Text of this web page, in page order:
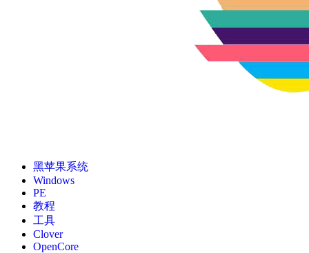
黑苹果系统
Windows
PE
教程
工具
Clover
OpenCore